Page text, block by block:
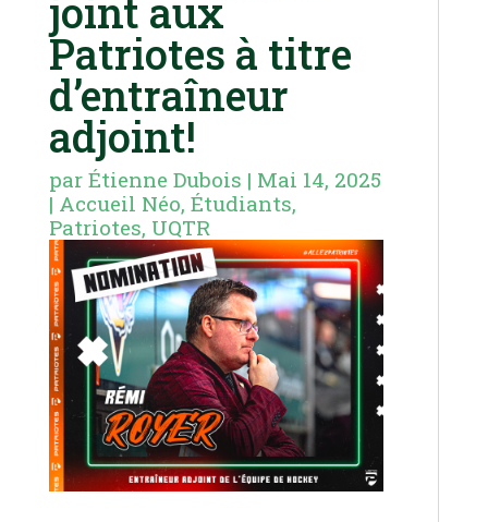
joint aux
Patriotes à titre
d’entraîneur
adjoint!
par Étienne Dubois | Mai 14, 2025
| Accueil Néo, Étudiants,
Patriotes, UQTR